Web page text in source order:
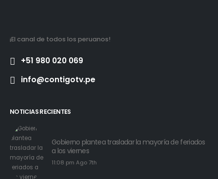
¡El canal de todos los peruanos!
+51 980 020 069
info@contigotv.pe
NOTICIAS RECIENTES
Gobierno plantea trasladar la mayoría de feriados
a los viernes
11:08 pm Ago 7th